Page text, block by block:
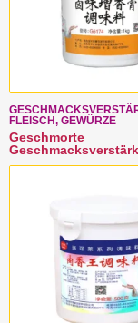
FLEISCH, GEWÜRZE
Geschmorte